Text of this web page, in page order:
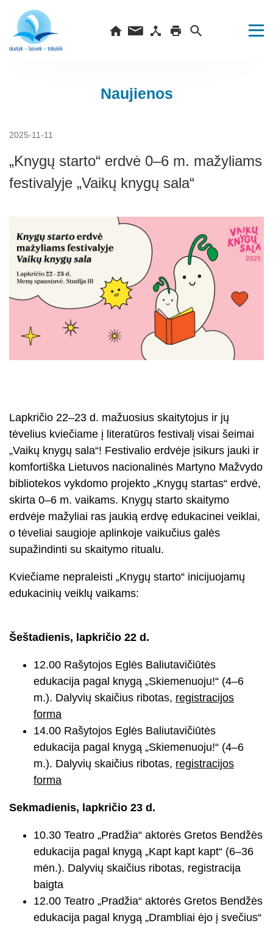
Naujienos
2025-11-11
„Knygų starto“ erdvė 0–6 m. mažyliams
festivalyje „Vaikų knygų sala“
Lapkričio 22–23 d. mažuosius skaitytojus ir jų
tėvelius kviečiame į literatūros festivalį visai šeimai
„Vaikų knygų sala“! Festivalio erdvėje įsikurs jauki ir
komfortiška Lietuvos nacionalinės Martyno Mažvydo
bibliotekos vykdomo projekto „Knygų startas“ erdvė,
skirta 0–6 m. vaikams. Knygų starto skaitymo
erdvėje mažyliai ras jaukią erdvę edukacinei veiklai,
o tėveliai saugioje aplinkoje vaikučius galės
supažindinti su skaitymo ritualu.
Kviečiame nepraleisti „Knygų starto“ inicijuojamų
edukacinių veiklų vaikams:
Šeštadienis, lapkričio 22 d.
12.00 Rašytojos Eglės Baliutavičiūtės
edukacija pagal knygą „Skiemenuoju!“ (4–6
m.). Dalyvių skaičius ribotas, registracijos
forma
14.00 Rašytojos Eglės Baliutavičiūtės
edukacija pagal knygą „Skiemenuoju!“ (4–6
m.). Dalyvių skaičius ribotas, registracijos
forma
Sekmadienis, lapkričio 23 d.
10.30 Teatro „Pradžia“ aktorės Gretos Bendžės
edukacija pagal knygą „Kapt kapt kapt“ (6–36
mėn.). Dalyvių skaičius ribotas, registracija
baigta
12.00 Teatro „Pradžia“ aktorės Gretos Bendžės
edukacija pagal knygą „Drambliai ėjo į svečius“